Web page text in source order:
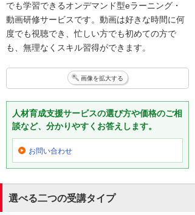
でも学習できるオンデマンド型eラーニング・
動画研修サービスです。動画は好きな時間に何
度でも視聴でき、忙しい方でも初めての方で
も、無理なくスキル習得ができます。
画像を拡大する
人材育成支援サービスの選び方や価格のご相
談など、分かりやすくお答えします。
お問い合わせ
選べる二つの受講タイプ